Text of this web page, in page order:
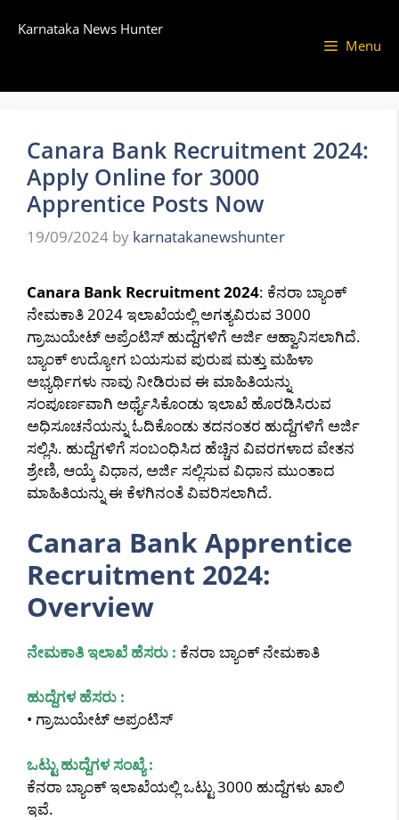
Karnataka News Hunter
Menu
Canara Bank Recruitment 2024:
Apply Online for 3000
Apprentice Posts Now
19/09/2024 by karnatakanewshunter
Canara Bank Recruitment 2024: ಕೆನರಾ ಬ್ಯಾಂಕ್
ನೇಮಕಾತಿ 2024 ಇಲಾಖೆಯಲ್ಲಿ ಅಗತ್ಯವಿರುವ 3000
ಗ್ರಾಜುಯೇಟ್ ಅಪ್ರೆಂಟಿಸ್ ಹುದ್ದೆಗಳಿಗೆ ಅರ್ಜಿ ಆಹ್ವಾನಿಸಲಾಗಿದೆ.
ಬ್ಯಾಂಕ್ ಉದ್ಯೋಗ ಬಯಸುವ ಪುರುಷ ಮತ್ತು ಮಹಿಳಾ
ಅಭ್ಯರ್ಥಿಗಳು ನಾವು ನೀಡಿರುವ ಈ ಮಾಹಿತಿಯನ್ನು
ಸಂಪೂರ್ಣವಾಗಿ ಅರ್ಥೈಸಿಕೊಂಡು ಇಲಾಖೆ ಹೊರಡಿಸಿರುವ
ಅಧಿಸೂಚನೆಯನ್ನು ಓದಿಕೊಂಡು ತದನಂತರ ಹುದ್ದೆಗಳಿಗೆ ಅರ್ಜಿ
ಸಲ್ಲಿಸಿ. ಹುದ್ದೆಗಳಿಗೆ ಸಂಬಂಧಿಸಿದ ಹೆಚ್ಚಿನ ವಿವರಗಳಾದ ವೇತನ
ಶ್ರೇಣಿ, ಆಯ್ಕೆ ವಿಧಾನ, ಅರ್ಜಿ ಸಲ್ಲಿಸುವ ವಿಧಾನ ಮುಂತಾದ
ಮಾಹಿತಿಯನ್ನು ಈ ಕೆಳಗಿನಂತೆ ವಿವರಿಸಲಾಗಿದೆ.
Canara Bank Apprentice
Recruitment 2024:
Overview
ನೇಮಕಾತಿ ಇಲಾಖೆ ಹೆಸರು : ಕೆನರಾ ಬ್ಯಾಂಕ್ ನೇಮಕಾತಿ
ಹುದ್ದೆಗಳ ಹೆಸರು :
• ಗ್ರಾಜುಯೇಟ್ ಅಪ್ರಂಟಿಸ್
ಒಟ್ಟು ಹುದ್ದೆಗಳ ಸಂಖ್ಯೆ :
ಕೆನರಾ ಬ್ಯಾಂಕ್ ಇಲಾಖೆಯಲ್ಲಿ ಒಟ್ಟು 3000 ಹುದ್ದೆಗಳು ಖಾಲಿ
ಇವೆ.